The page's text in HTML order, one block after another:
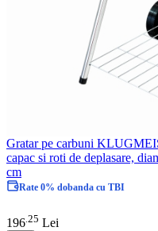
Gratar pe carbuni
capac si roti de deplasare,
cm
Rate 0% dobanda cu TBI
196 25 Lei